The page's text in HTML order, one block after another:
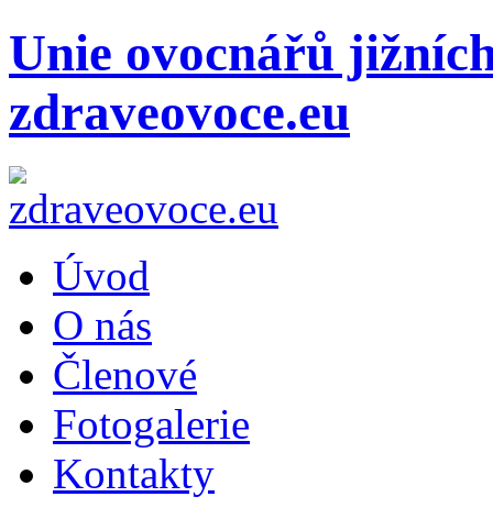
Unie ovocnářů
zdraveovoce.eu
Úvod
O nás
Členové
Fotogalerie
Kontakty